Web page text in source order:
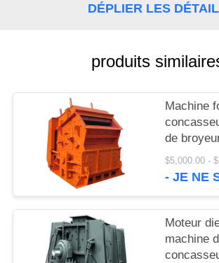
PLAN
PRIVACY
POLICY
DÉPLIER LES
produits
Machine
de
résistant
- JE NE
Moteur
machine